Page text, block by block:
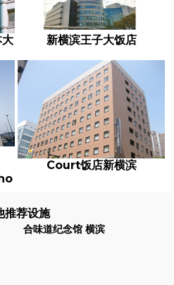
新横滨王子大饭店
Court饭店新横滨
推荐设施
合味道纪念馆 横滨